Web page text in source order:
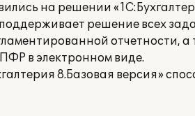
на решении
решение всех
отчетности, а
в электронном виде.
8.Базовая версия»